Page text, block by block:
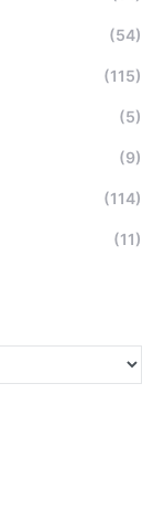
(54)
(115)
(5)
(9)
(114)
(11)